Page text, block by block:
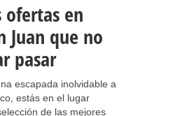
ofertas en
Juan que no
pasar
escapada inolvidable a
estás en el lugar
de las mejores